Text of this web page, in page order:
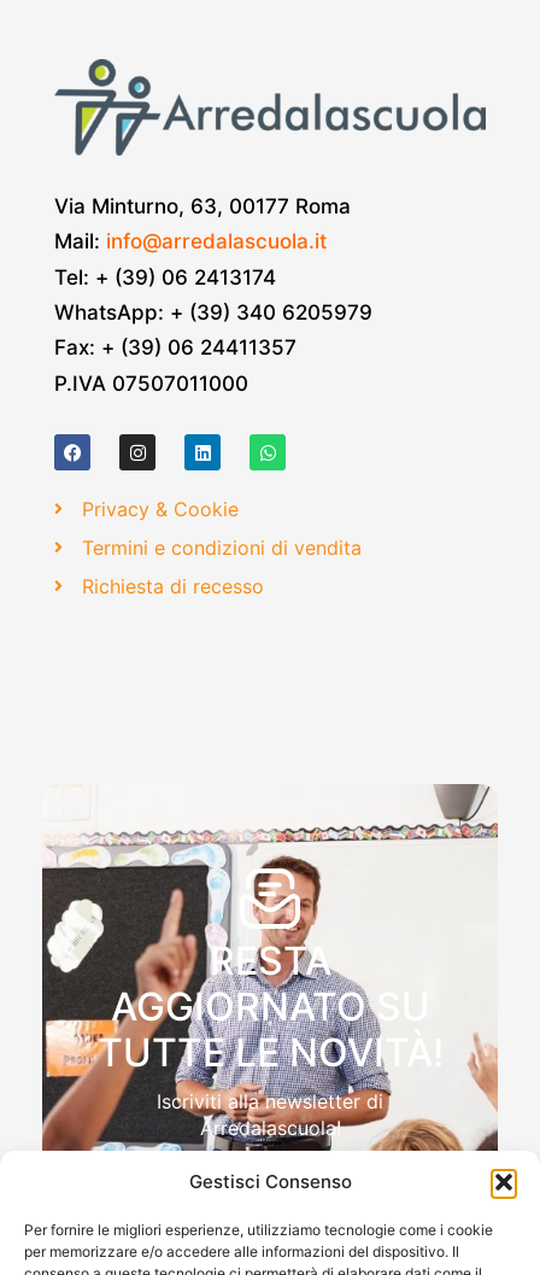
Gestisci Consenso
Per fornire le migliori esperienze, utilizziamo tecnologie come i cookie
per memorizzare e/o accedere alle informazioni del dispositivo. Il
Via Minturno, 63, 00177 Roma
Mail: info@arredalascuola.it
Tel: + (39) 06 2413174
WhatsApp: + (39) 340 6205979
Fax: + (39) 06 24411357
P.IVA 07507011000
Privacy & Cookie
Termini e condizioni di vendita
Richiesta di recesso
RESTA
AGGIORNATO SU
TUTTE LE NOVITÀ!
Iscriviti alla newsletter di
Arredalascuola!
Autorizzo il trattamento dei miei dati personali , ai sensi